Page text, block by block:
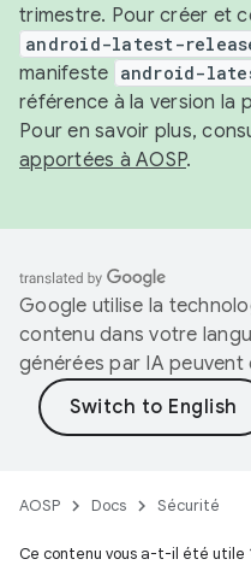
trimestre. Pour créer et
android-latest-
manifeste android-
référence à la version la
Pour en savoir plus,
apportées à AOSP.
Google utilise la
contenu dans votre
générées par IA
AOSP Docs Sécurité
Ce contenu vous a-t-il été utile